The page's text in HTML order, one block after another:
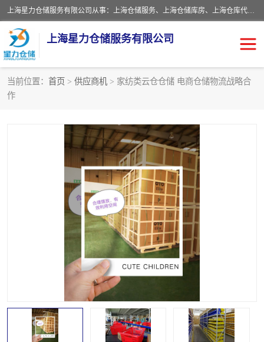
上海星力仓储服务有限公司从事：上海仓储服务、上海仓储库房、上海仓库代运营、上海仓库对外出租、上海仓库外包、上海三方仓储、上海电商仓储代发、上海电商代发货仓库、上海托管仓库、上海仓储配送。上海星力仓储服务有限公司现在拥有100个分仓、10万余平方的标准库房，精炼员工几百名，与几千家客户合作，公司已跻身上海仓储行业前列。欢迎来电咨询！
上海星力仓储服务有限公司
当前位置： 首页 > 供应商机 > 家纺类云仓仓储 电商仓储物流战略合
作
上海仓储配送 上海仓库外包
上海仓库代运营 上海托管仓库
上海第三方仓储 上海仓储服务
上海电商代发货仓库